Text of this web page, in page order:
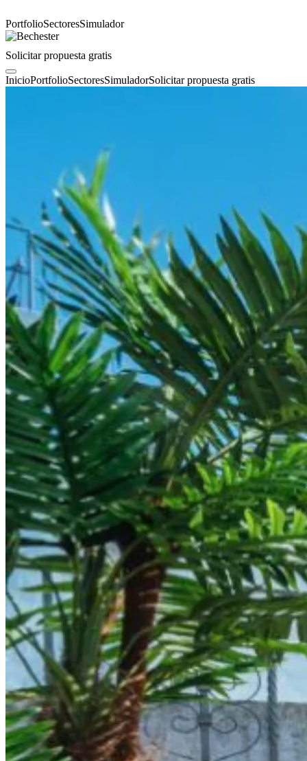
PortfolioSectoresSimulador
Solicitar propuesta gratis
InicioPortfolioSectoresSimuladorSolicitar propuesta gratis